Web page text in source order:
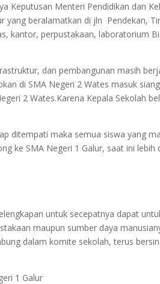
Keputusan Menteri Pendidikan dan
yang beralamatkan di jln Pendekan,
kantor, perpustakaan, laboratorium
dan pembangunan masih
di SMA Negeri 2 Wates masuk
2 Wates.Karena Kepala Sekolah
ditempati maka semua siswa yang
ke SMA Negeri 1 Galur, saat ini lebih
untuk secepatnya dapat
maupun sumber daya
dalam komite sekolah, terus
1 Galur